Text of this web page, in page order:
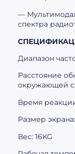
—
спектра
Диапазон
Расстояние
окружающей
Время
Размер
Вес: 16KG